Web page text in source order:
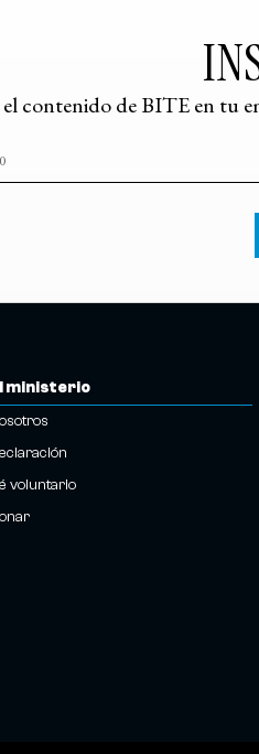
contenido de BITE en tu
ministerio
voluntario